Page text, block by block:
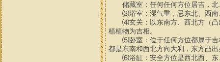
储藏室：任何任何方位居吉，北
⑶浴室：湿气重，忌东北、西南
⑷玄关：以东南方、西北方（凸出
植植物为吉相。
⑸卧室：位于任何方位都属于吉相
都是东南和西北方向大利，东方凸
⑹浴缸：安全方位是西北西、东